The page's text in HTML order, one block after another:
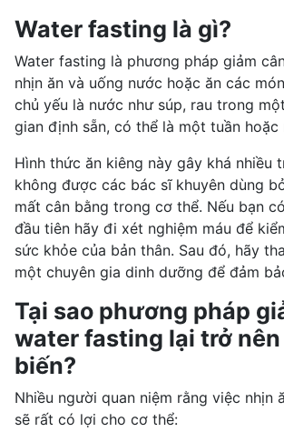
Water fasting là gì?
Water fasting là phương pháp giảm
nhịn ăn và uống nước hoặc ăn các
chủ yếu là nước như súp, rau trong
gian định sẵn, có thể là một tuần hoặc
Hình thức ăn kiêng này gây khá nhiều
không được các bác sĩ khuyên dùng
mất cân bằng trong cơ thể. Nếu bạn
đầu tiên hãy đi xét nghiệm máu để
sức khỏe của bản thân. Sau đó, hãy
một chuyên gia dinh dưỡng để đảm
Tại sao phương pháp
water fasting lại trở
biến?
Nhiều người quan niệm rằng việc nhịn
sẽ rất có lợi cho cơ thể: